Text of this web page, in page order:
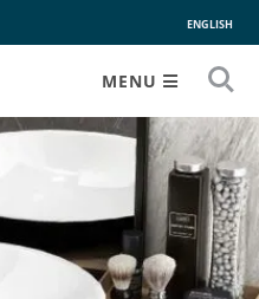
ENGLISH
MENU